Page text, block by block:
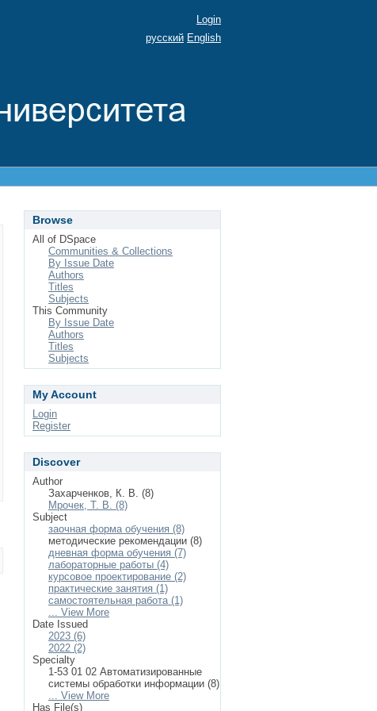
Login
русский English
Browse
All of DSpace
Communities & Collections
By Issue Date
Authors
Titles
Subjects
This Community
By Issue Date
Authors
Titles
Subjects
My Account
Login
Register
Discover
Author
Захарченков, К. В. (8)
Мрочек, Т. В. (8)
Subject
заочная форма обучения (8)
методические рекомендации (8)
дневная форма обучения (7)
лабораторные работы (4)
курсовое проектирование (2)
практические занятия (1)
самостоятельная работа (1)
... View More
Date Issued
2023 (6)
2022 (2)
Specialty
1-53 01 02 Автоматизированные
системы обработки информации (8)
... View More
Has File(s)